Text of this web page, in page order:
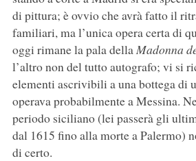
di pittura; è ovvio che avrà fatto il
familiari, ma l’unica opera certa di
oggi rimane la pala dellaMadonna
l’altro non del tutto autografo; vi si
elementi ascrivibili a una bottega di
operava probabilmente a Messina.
periodo siciliano (lei passerà gli
dal 1615 fino alla morte a Palermo)
di certo.